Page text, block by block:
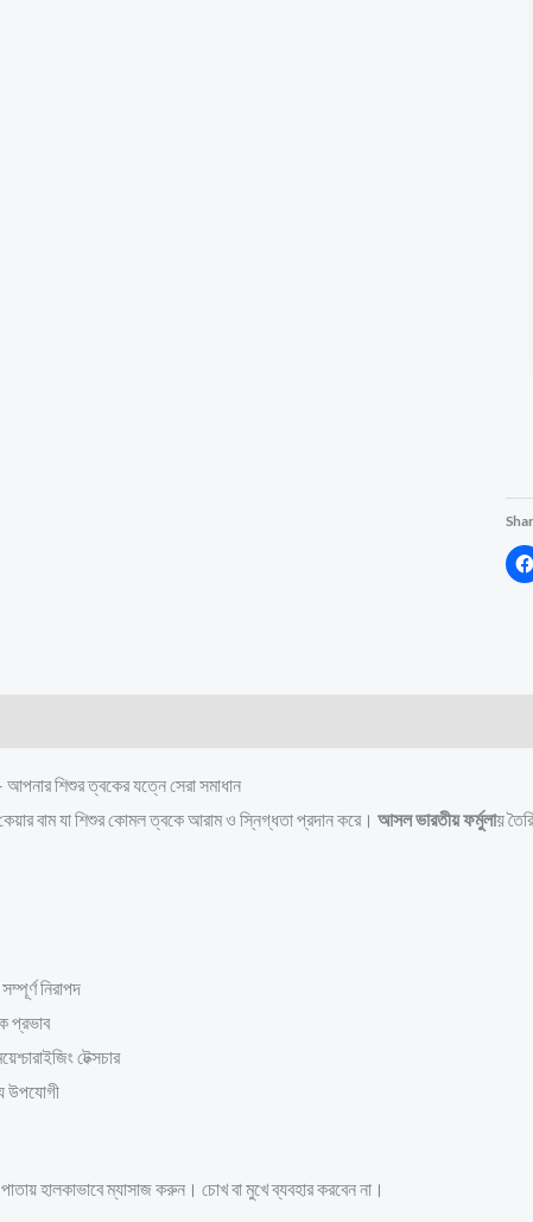
শিশুর ত্বকের যত্নে সেরা সমাধান
বাম যা শিশুর কোমল ত্বকে আরাম ও স্নিগ্ধতা প্রদান করে। আসল ভারতীয় ফর্মুলায়
নিরাপদ
প্রভাব
টেক্সচার
উপযোগী
হালকাভাবে ম্যাসাজ করুন। চোখ বা মুখে ব্যবহার করবেন না।